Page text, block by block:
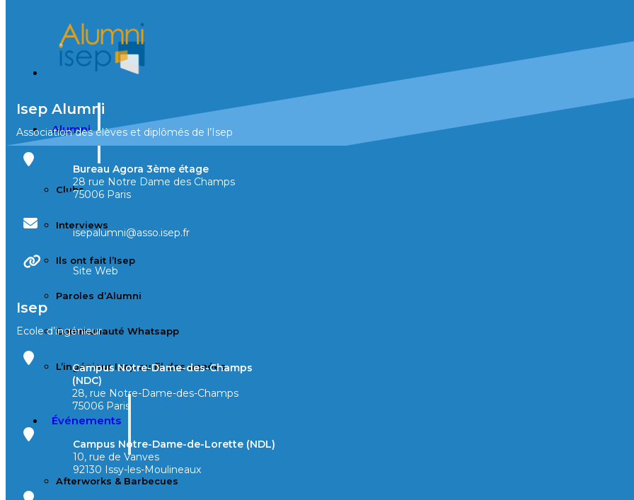
Alumni
Clubs
Interviews
Ils ont fait l’Isep
Paroles d’Alumni
Communauté Whatsapp
L’ingénieur Isep au fil des années
Événements
Afterworks & Barbecues
Isep Alumni
Association des élèves et diplômés de l’Isep
Bureau Agora 3ème étage
28 rue Notre Dame des Champs
75006 Paris
isepalumni@asso.isep.fr
Site Web
Isep
Ecole d’ingénieur
Campus Notre-Dame-des-Champs
(NDC)
28, rue Notre-Dame-des-Champs
75006 Paris
Campus Notre-Dame-de-Lorette (NDL)
10, rue de Vanves
92130 Issy-les-Moulineaux